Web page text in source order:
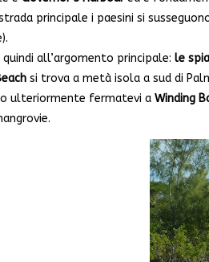
principale i paesini si
quindi all’argomento principale: le
si trova a metà isola a sud di
ulteriormente fermatevi a Winding